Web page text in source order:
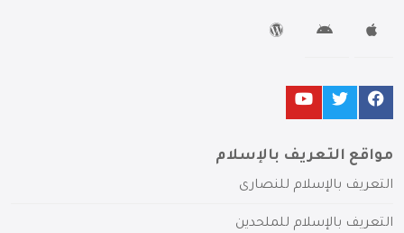
مواقع التعريف بالإسلام
التعريف بالإسلام للنصارى
التعريف بالإسلام للملحدين